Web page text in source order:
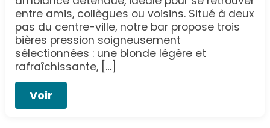
entre amis, collègues ou voisins. Situé à deux
pas du centre-ville, notre bar propose trois
bières pression soigneusement
sélectionnées : une blonde légère et
rafraîchissante, […]
Voir